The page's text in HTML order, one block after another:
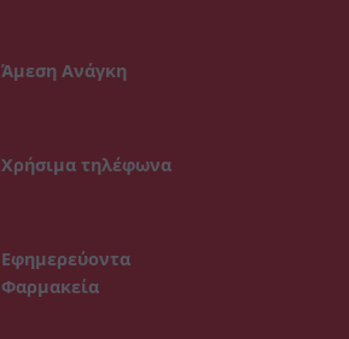
Άμεση Ανάγκη
Χρήσιμα τηλέφωνα
Εφημερεύοντα
Φαρμακεία